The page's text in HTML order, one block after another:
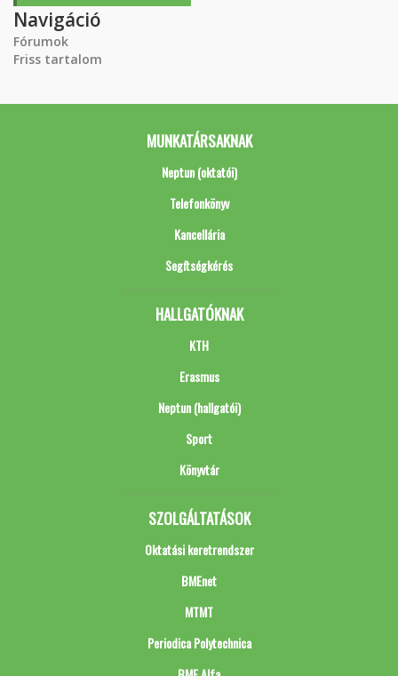
Navigáció
Fórumok
Friss tartalom
MUNKATÁRSAKNAK
Neptun (oktatói)
Telefonkönyv
Kancellária
Segítségkérés
HALLGATÓKNAK
KTH
Erasmus
Neptun (hallgatói)
Sport
Könyvtár
SZOLGÁLTATÁSOK
Oktatási keretrendszer
BMEnet
MTMT
Periodica Polytechnica